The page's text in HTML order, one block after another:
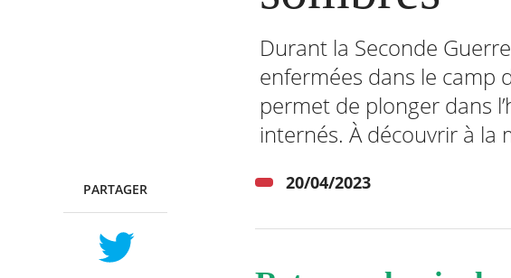
Durant la Seconde
enfermées dans le camp
permet de plonger dans
internés. À découvrir à la
PARTAGER
TWITTER
FACEBOOK
20/04/2023